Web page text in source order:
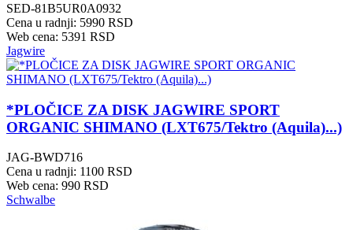
SED-81B5UR0A0932
Cena u radnji: 5990 RSD
Web cena: 5391 RSD
Jagwire
*PLOČICE ZA DISK JAGWIRE SPORT
ORGANIC SHIMANO (LXT675/Tektro (Aquila)...)
JAG-BWD716
Cena u radnji: 1100 RSD
Web cena: 990 RSD
Schwalbe